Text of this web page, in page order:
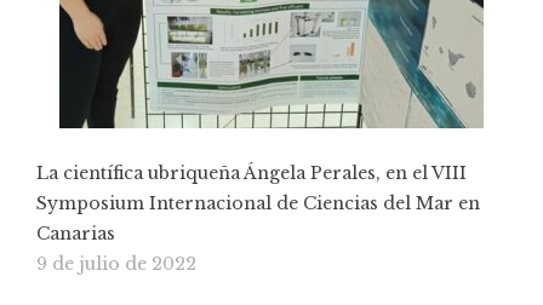
La científica ubriqueña Ángela Perales, en el VIII
Symposium Internacional de Ciencias del Mar en
Canarias
9 de julio de 2022